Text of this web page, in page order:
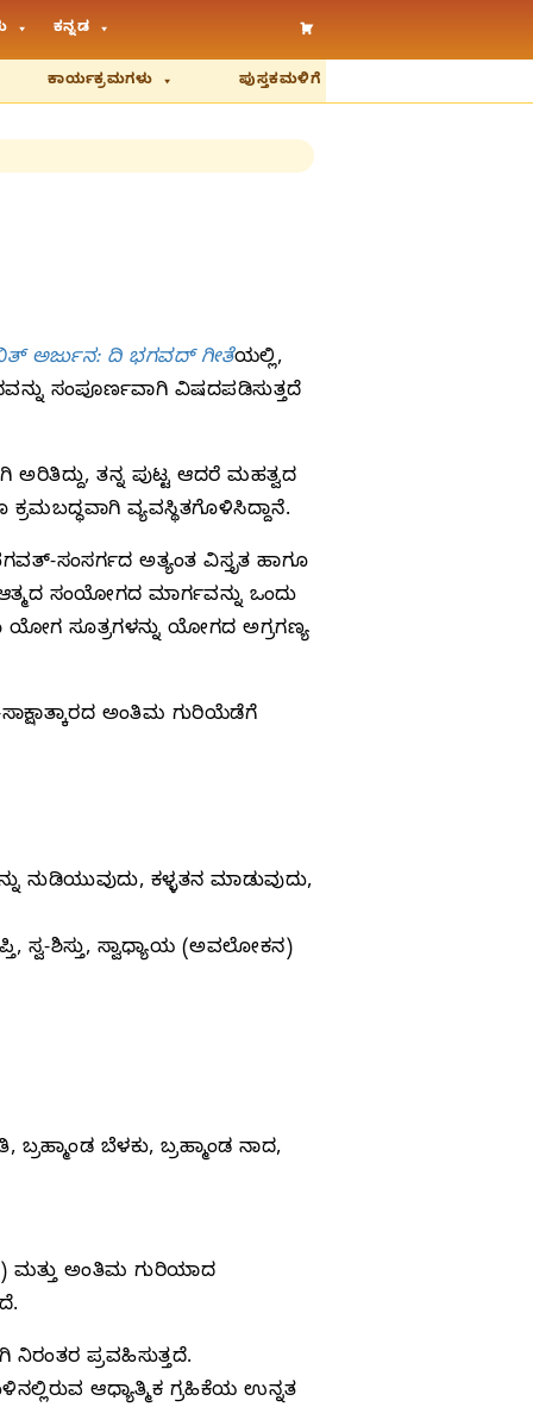
ಕನ್ನಡ
ಕಾರ್ಯಕ್ರಮಗಳು ಪುಸ್ತಕಮಳಿಗೆ
ಅರ್ಜುನ: ದಿ ಭಗವದ್‌ ಗೀತೆಯಲ್ಲಿ,
ಸಂಪೂರ್ಣವಾಗಿ ವಿಷದಪಡಿಸುತ್ತದೆ
ತನ್ನ ಪುಟ್ಟ ಆದರೆ ಮಹತ್ವದ
ವ್ಯವಸ್ಥಿತಗೊಳಿಸಿದ್ದಾನೆ.
ಸಂಸರ್ಗದ ಅತ್ಯಂತ ವಿಸ್ತೃತ ಹಾಗೂ
ಆತ್ಮದ ಸಂಯೋಗದ ಮಾರ್ಗವನ್ನು ಒಂದು
ಯೋಗ ಸೂತ್ರಗಳನ್ನು ಯೋಗದ ಅಗ್ರಗಣ್ಯ
ಅಂತಿಮ ಗುರಿಯೆಡೆಗೆ
ನುಡಿಯುವುದು, ಕಳ್ಳತನ ಮಾಡುವುದು,
ಸ್ವ-ಶಿಸ್ತು, ಸ್ವಾಧ್ಯಾಯ (ಅವಲೋಕನ)
ಬೆಳಕು, ಬ್ರಹ್ಮಾಂಡ ನಾದ,
ಮತ್ತು ಅಂತಿಮ ಗುರಿಯಾದ
ನಿರಂತರ ಪ್ರವಹಿಸುತ್ತದೆ.
ಆಧ್ಯಾತ್ಮಿಕ ಗ್ರಹಿಕೆಯ ಉನ್ನತ